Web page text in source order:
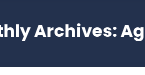
Archives: